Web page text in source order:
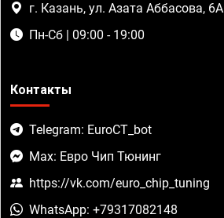
г. Казань, ул. Азата Аббасова, 6А
Пн-Сб | 09:00 - 19:00
Контакты
Telegram: EuroCT_bot
Max: Евро Чип Тюнинг
https://vk.com/euro_chip_tuning
WhatsApp: +79317082148